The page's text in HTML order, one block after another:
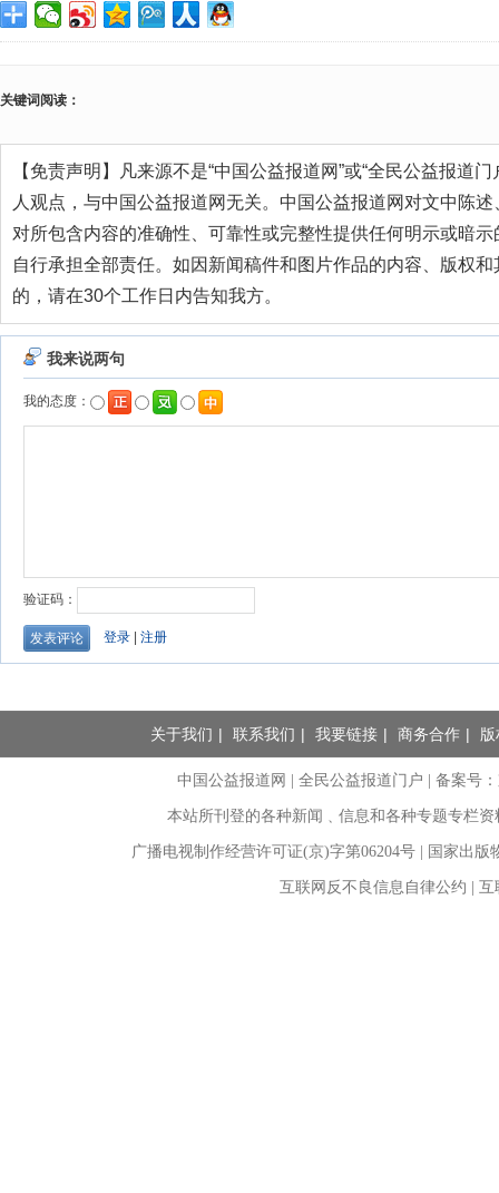
关键词阅读：
【免责声明】凡来源不是“中国公益报道网”或“全民公益报道
人观点，与中国公益报道网无关。中国公益报道网对文中陈
对所包含内容的准确性、可靠性或完整性提供任何明示或暗
自行承担全部责任。如因新闻稿件和图片作品的内容、版权
的，请在30个工作日内告知我方。
关于我们 | 联系我们 | 我要链接 | 商务合作 |
中国公益报道网 | 全民公益报道门户 |备案号
本站所刊登的各种新闻﹑信息和各种专题专栏
广播电视制作经营许可证(京)字第06204号 | 国家出
互联网反不良信息自律公约 |